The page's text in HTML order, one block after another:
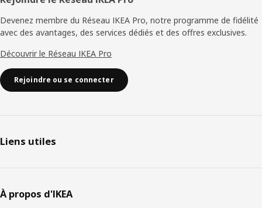
Devenez membre du Réseau IKEA Pro, notre programme de fidélité
avec des avantages, des services dédiés et des offres exclusives.
Découvrir le Réseau IKEA Pro
Rejoindre ou se connecter
Liens utiles
À propos d'IKEA